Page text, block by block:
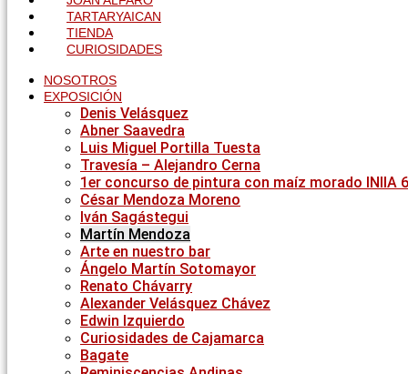
TARTARYAICAN
TIENDA
CURIOSIDADES
NOSOTROS
EXPOSICIÓN
Denis Velásquez
Abner Saavedra
Luis Miguel Portilla Tuesta
Travesía – Alejandro Cerna
1er concurso de pintura con maíz morado INIIA
César Mendoza Moreno
Iván Sagástegui
Martín Mendoza
Arte en nuestro bar
Ángelo Martín Sotomayor
Renato Chávarry
Alexander Velásquez Chávez
Edwin Izquierdo
Curiosidades de Cajamarca
Bagate